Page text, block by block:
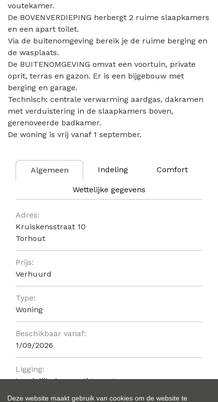
voutekamer.
De BOVENVERDIEPING herbergt 2 ruime slaapkamers
en een apart toilet.
Via de buitenomgeving bereik je de ruime berging en
de wasplaats.
De BUITENOMGEVING omvat een voortuin, private
oprit, terras en gazon. Er is een bijgebouw met
berging en garage.
Technisch: centrale verwarming aardgas, dakramen
met verduistering in de slaapkamers boven,
gerenoveerde badkamer.
De woning is vrij vanaf 1 september.
Algemeen Indeling Comfort
Wettelijke gegevens
Algemeen
Adres:
Kruiskensstraat 10
Torhout
Prijs:
Verhuurd
Type:
Woning
Beschikbaar vanaf:
1/09/2026
Ligging:
Landelijk, Aan rustige weg
Deze website maakt gebruik van cookies om de website te